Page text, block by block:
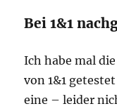
Bei 1&1
Ich habe mal
von 1&1
eine – leider